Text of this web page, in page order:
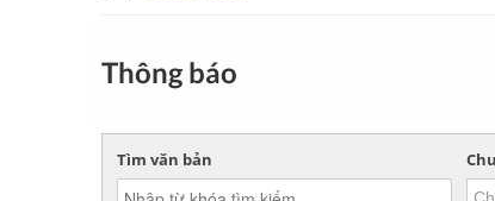
Thông báo
Tìm văn bản